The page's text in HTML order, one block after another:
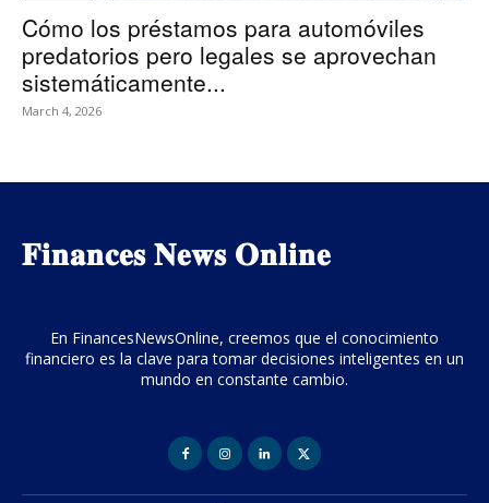
Cómo los préstamos para automóviles
predatorios pero legales se aprovechan
sistemáticamente...
March 4, 2026
𝐅𝐢𝐧𝐚𝐧𝐜𝐞𝐬 𝐍𝐞𝐰𝐬 𝐎𝐧𝐥𝐢𝐧𝐞
En FinancesNewsOnline, creemos que el conocimiento
financiero es la clave para tomar decisiones inteligentes en un
mundo en constante cambio.